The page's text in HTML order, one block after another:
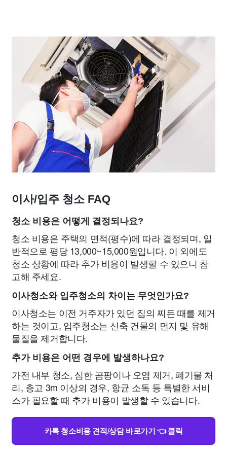
이사/입주 청소 FAQ
청소 비용은 어떻게 결정되나요?
청소 비용은 주택의 면적(평수)에 따라 결정되며, 일
반적으로 평당 13,000~15,000원입니다. 이 외에도
청소 상황에 따라 추가 비용이 발생할 수 있으니 참
고해 주세요.
이사청소와 입주청소의 차이는 무엇인가요?
이사청소는 이전 거주자가 있던 집의 찌든 때를 제거
하는 것이고, 입주청소는 신축 건물의 먼지 및 유해
물질을 제거합니다.
추가 비용은 어떤 경우에 발생하나요?
가전 내부 청소, 심한 곰팡이나 오염 제거, 폐기물 처
리, 층고 3m 이상의 경우, 항균 소독 등 특별한 서비
스가 필요할 때 추가 비용이 발생할 수 있습니다.
카톡 청소비용 견적/상담 바로가기 👈 클릭